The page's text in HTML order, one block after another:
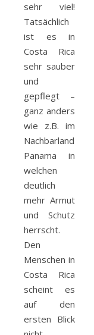
sehr viel!
Tatsächlich
ist es in
Costa Rica
sehr sauber
und
gepflegt –
ganz anders
wie z.B. im
Nachbarland
Panama in
welchen
deutlich
mehr Armut
und Schutz
herrscht.
Den
Menschen in
Costa Rica
scheint es
auf den
ersten Blick